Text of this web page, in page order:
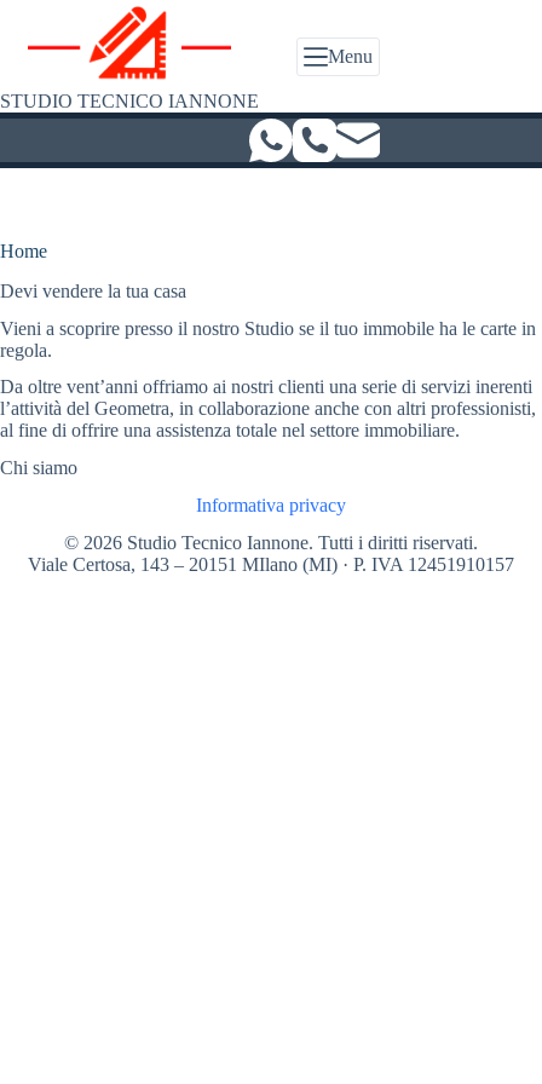
contenuto
STUDIO TECNICO IANNONE
Menu
Home
Devi vendere la tua casa
Vieni a scoprire presso il nostro Studio se il tuo immobile ha le carte in
regola.
Da oltre vent’anni offriamo ai nostri clienti una serie di servizi inerenti
l’attività del Geometra, in collaborazione anche con altri professionisti,
al fine di offrire una assistenza totale nel settore immobiliare.
Chi siamo
Informativa privacy
© 2026 Studio Tecnico Iannone. Tutti i diritti riservati.
Viale Certosa, 143 – 20151 MIlano (MI) · P. IVA 12451910157